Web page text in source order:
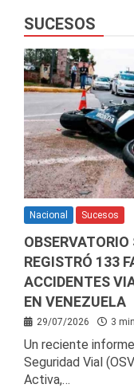
SUCESOS
Nacional Sucesos
REGISTRÓ 133
ACCIDENTES
EN VENEZUELA
29/07/2026 3
Un reciente
Seguridad Vial
Activa,…